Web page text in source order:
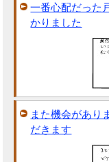
一番心配だった
かりました
また機会があり
だきます